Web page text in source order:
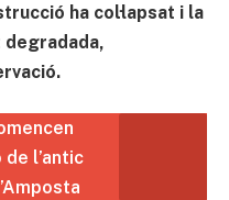
ha col·lapsat i la
l’antic